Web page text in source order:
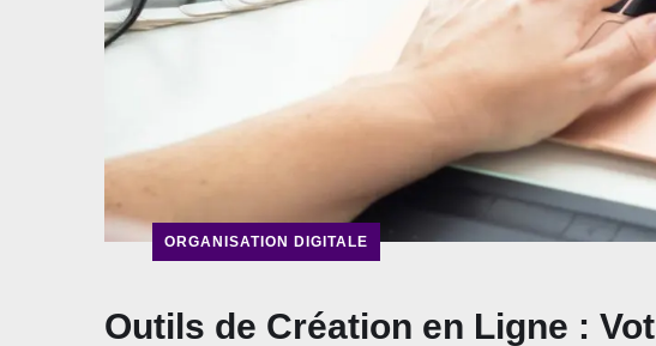
ORGANISATION DIGITALE
Outils de Création en Ligne :